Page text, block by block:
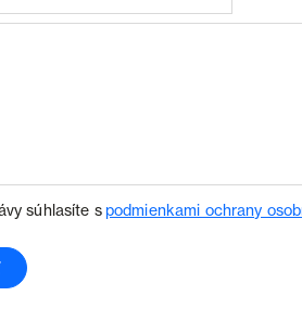
súhlasíte spodmienkami ochrany